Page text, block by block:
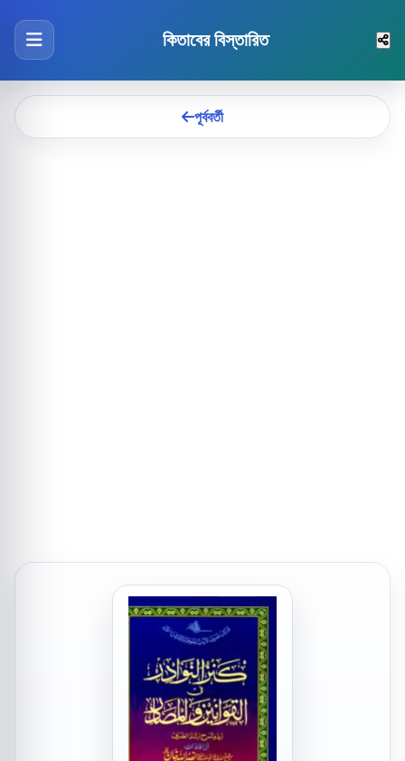
কিতাবের বিস্তারিত
পূর্ববর্তী